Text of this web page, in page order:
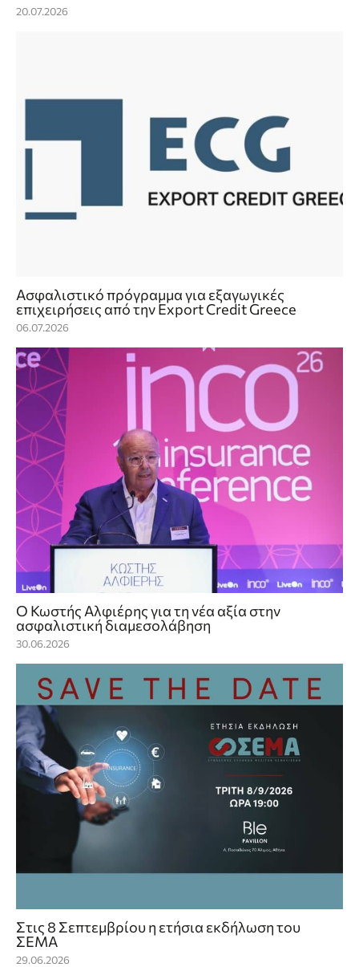
20.07.2026
Ασφαλιστικό πρόγραμμα για εξαγωγικές
επιχειρήσεις από την Export Credit Greece
06.07.2026
Ο Κωστής Αλφιέρης για τη νέα αξία στην
ασφαλιστική διαμεσολάβηση
30.06.2026
Στις 8 Σεπτεμβρίου η ετήσια εκδήλωση του
ΣΕΜΑ
29.06.2026